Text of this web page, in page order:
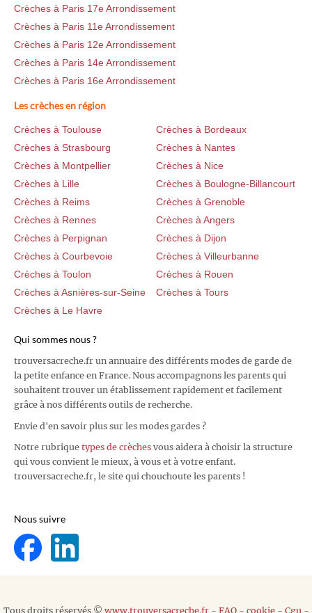
Crèches à Paris 17e Arrondissement
Crèches à Paris 11e Arrondissement
Crèches à Paris 12e Arrondissement
Crèches à Paris 14e Arrondissement
Crèches à Paris 16e Arrondissement
Les crèches en région
Crèches à Toulouse
Crèches à Bordeaux
Crèches à Strasbourg
Crèches à Nantes
Crèches à Montpellier
Crèches à Nice
Crèches à Lille
Crèches à Boulogne-Billancourt
Crèches à Reims
Crèches à Grenoble
Crèches à Rennes
Crèches à Angers
Crèches à Perpignan
Crèches à Dijon
Crèches à Courbevoie
Crèches à Villeurbanne
Crèches à Toulon
Crèches à Rouen
Crèches à Asnières-sur-Seine
Crèches à Tours
Crèches à Le Havre
Qui sommes nous ?
trouversacreche.fr un annuaire des différents modes de garde de
la petite enfance en France. Nous accompagnons les parents qui
souhaitent trouver un établissement rapidement et facilement
grâce à nos différents outils de recherche.
Envie d'en savoir plus sur les modes gardes ?
Notre rubrique types de crèches vous aidera à choisir la structure
qui vous convient le mieux, à vous et à votre enfant.
trouversacreche.fr, le site qui chouchoute les parents !
Nous suivre
Tous droits réservés © www.trouversacreche.fr- FAQ- cookie- Cgu -